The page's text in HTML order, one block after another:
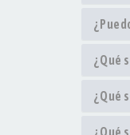
¿Qué
¿Qué
¿Qué